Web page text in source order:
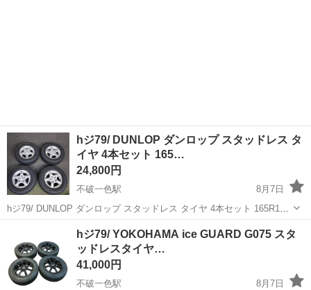
hジ79/ DUNLOP ダンロップ スタッドレス タ
イヤ 4本セット 165…
24,800円
不破一色駅
8月7日
hジ79/ DUNLOP ダンロップ スタッドレス タイヤ 4本セット 165R13
8PR VAN バン Violento T-695KG 3E59L 19X5J 5穴 23年製 中古品とな
ります。 画像が全てとな...hジ79/ YOKOHAMA ice GUARD G075 スタ
ッドレスタイヤ…
41,000円
不破一色駅
8月7日